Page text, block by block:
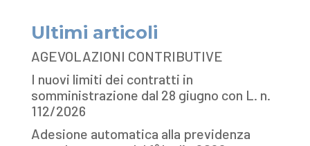
Ultimi articoli
AGEVOLAZIONI CONTRIBUTIVE
I nuovi limiti dei contratti in
somministrazione dal 28 giugno con L. n.
112/2026
Adesione automatica alla previdenza